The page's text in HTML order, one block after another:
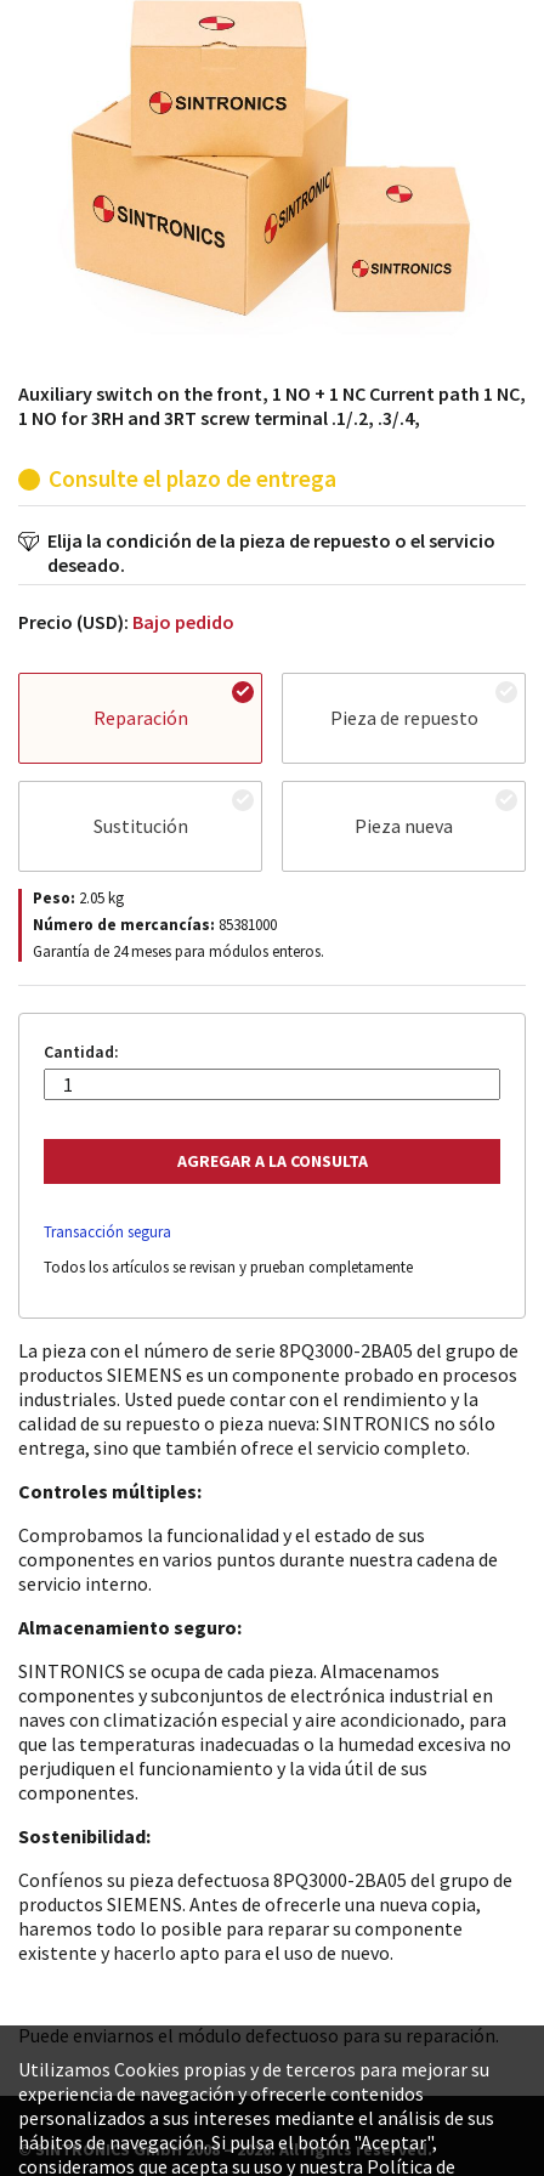
módulos antiguos a un alto nivel técnico o sustitución
de módulos descontinuados por módulos del propio
Auxiliary switch on the front, 1 NO + 1 NC Current path 1 NC,
1 NO for 3RH and 3RT screw terminal .1/.2, .3/.4,
Consulte el plazo de entrega
Elija la condición de la pieza de repuesto o el servicio
deseado.
Precio (USD): Bajo pedido
Reparación Pieza de repuesto
Sustitución Pieza nueva
Peso: 2.05kg
Número de mercancías: 85381000
Garantía de 24 meses para módulos enteros.
Cantidad:
Transacción segura
Todos los artículos se revisan y prueban completamente
La pieza con el número de serie 8PQ3000-2BA05 del grupo de
productos SIEMENS es un componente probado en procesos
industriales. Usted puede contar con el rendimiento y la
calidad de su repuesto o pieza nueva: SINTRONICS no sólo
entrega, sino que también ofrece el servicio completo.
Controles múltiples:
Comprobamos la funcionalidad y el estado de sus
componentes en varios puntos durante nuestra cadena de
servicio interno.
Almacenamiento seguro:
SINTRONICS se ocupa de cada pieza. Almacenamos
componentes y subconjuntos de electrónica industrial en
naves con climatización especial y aire acondicionado, para
que las temperaturas inadecuadas o la humedad excesiva no
perjudiquen el funcionamiento y la vida útil de sus
componentes.
Sostenibilidad:
Confíenos su pieza defectuosa 8PQ3000-2BA05 del grupo de
productos SIEMENS. Antes de ofrecerle una nueva copia,
haremos todo lo posible para reparar su componente
existente y hacerlo apto para el uso de nuevo.
Puede enviarnos el módulo defectuoso para su reparación.
© SINTRONICS GmbH 2008 – 2026. All rights reserved.
Utilizamos Cookies propias y de terceros para mejorar su
experiencia de navegación y ofrecerle contenidos
personalizados a sus intereses mediante el análisis de sus
hábitos de navegación. Si pulsa el botón "Aceptar",
consideramos que acepta su uso y nuestra Política de